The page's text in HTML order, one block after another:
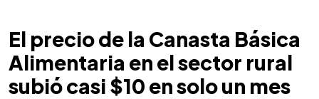
El precio de la Canasta Básica
Alimentaria en el sector rural
subió casi $10 en solo un mes